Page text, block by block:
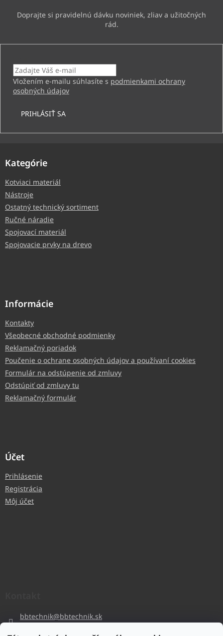
Vložením e-mailu súhlasíte s podmienkami ochrany
osobných údajov
PRIHLÁSIŤ SA
Kategórie
Kotviaci materiál
Nástroje
Ostatný technický sortiment
Ručné náradie
Spojovací materiál
Spojovacie prvky na drevo
Informácie
Kontakty
Všeobecné obchodné podmienky
Reklamačný poriadok
Poučenie o ochrane osobných údajov a používaní cookies
Formulár na odstúpenie od zmluvy
Odstúpiť od zmluvy tu
Reklamačný formulár
Účet
Prihlásenie
Registrácia
Môj účet
bbtechnik@bbtechnik.sk